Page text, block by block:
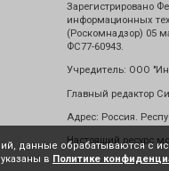
Зарегистрировано
информационных
(Роскомнадзор) 05
ФС77-60943.
Учредитель: ООО
Главный редактор
Адрес: Россия.
Настоящий ресурс
данные обрабатываются
в Политике